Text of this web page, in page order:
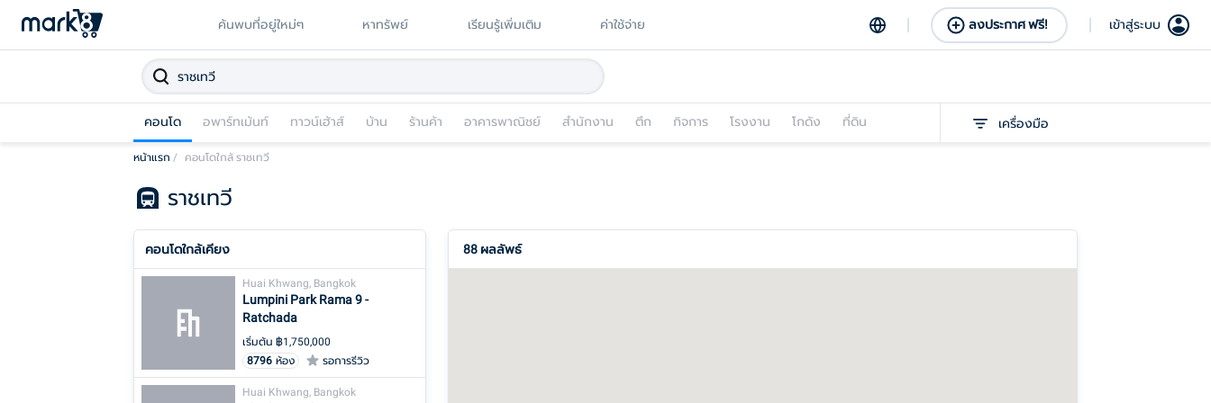
ค้นพบที่อยู่ใหม่ๆ หาทรัพย์ เรียนรู้เพิ่มเติม ค่าใช้จ่าย ลงประกาศ ฟรี! เข้าสู่ระบบ
คอนโด อพาร์ทเม้นท์ ทาวน์เฮ้าส์ บ้าน ร้านค้า อาคารพาณิชย์ สำนักงาน ตึก กิจการ โรงงาน โกดัง ที่ดิน เครื่องมือ
หน้าแรก / คอนโดใกล้ ราชเทวี
ราชเทวี
คอนโดใกล้เคียง
Huai Khwang, Bangkok
Lumpini Park Rama 9 -
Ratchada
เริ่มต้น ฿1,750,000
8796 ห้อง รอการรีวิว
Huai Khwang, Bangkok
88ผลลัพธ์